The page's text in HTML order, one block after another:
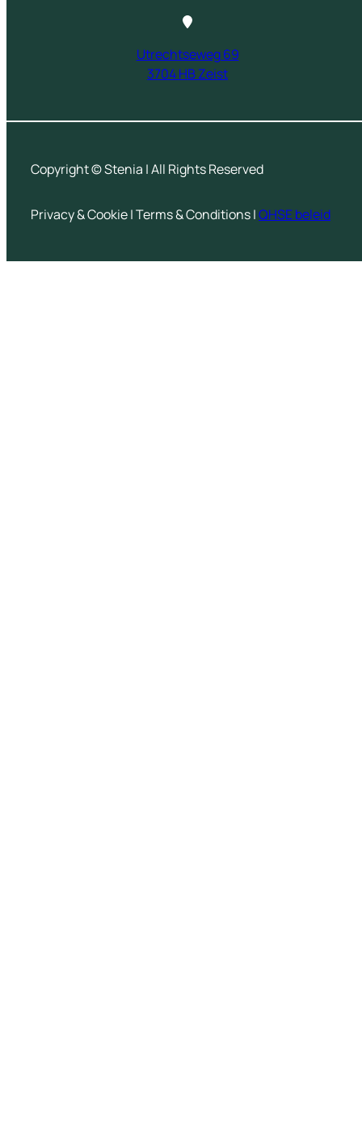
Utrechtseweg 69
3704 HB Zeist
Copyright © Stenia | All Rights Reserved
Privacy & Cookie | Terms & Conditions |QHSE beleid